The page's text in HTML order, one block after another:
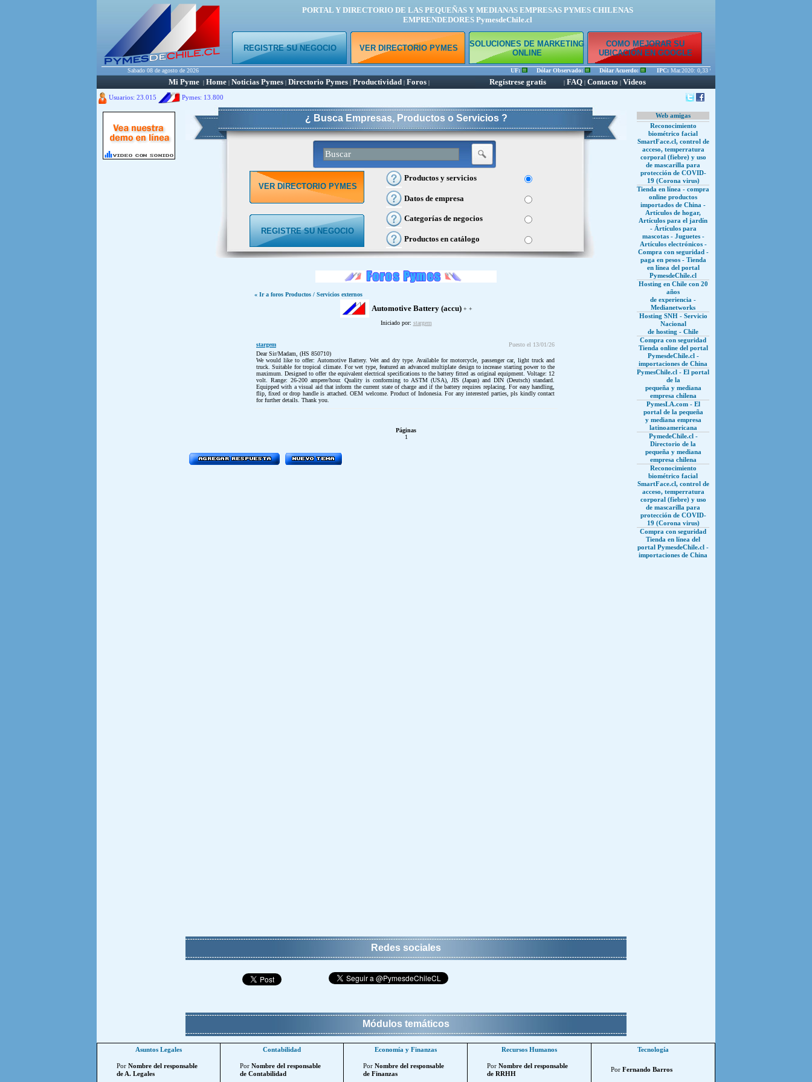
PORTAL Y DIRECTORIO DE LAS PEQUEÑAS Y MEDIANAS EMPRESAS PYMES CHILENAS
EMPRENDEDORES PymesdeChile.cl
REGISTRE SU NEGOCIO VER DIRECTORIO PYMES
SOLUCIONES DE MARKETING
ONLINE
COMO MEJORAR SU
UBICACIÓN EN GOOGLE
Sabado 08 de agosto de 2026 UF: Dólar Observado: Dólar Acuerdo: IPC:Mar.2020: 0,33 % Feb.2020: 0,45 % Ene.2020: 0,56
Mi Pyme | Home | Noticias Pymes | Directorio Pymes | Productividad | Foros | Regístrese gratis | FAQ | Contacto | Videos
Usuarios: 23.015 Pymes: 13.800
¿ Busca Empresas, Productos o Servicios ?
VER DIRECTORIO PYMES
REGISTRE SU NEGOCIO
Productos y servicios
Datos de empresa
Categorías de negocios
Productos en catálogo
« Ir a foros Productos / Servicios externos
Automotive Battery (accu)+ +
Iniciado por: stargem
stargem
Puesto el 13/01/26
Dear Sir/Madam, (HS 850710)
We would like to offer: Automotive Battery. Wet and dry type. Available for motorcycle, passenger car, light truck and
truck. Suitable for tropical climate. For wet type, featured an advanced multiplate design to increase starting power to the
maximum. Designed to offer the equivalent electrical specifications to the battery fitted as original equipment. Voltage: 12
volt. Range: 26-200 ampere/hour. Quality is conforming to ASTM (USA), JIS (Japan) and DIN (Deutsch) standard.
Equipped with a visual aid that inform the current state of charge and if the battery requires replacing. For easy handling,
flip, fixed or drop handle is attached. OEM welcome. Product of Indonesia. For any interested parties, pls kindly contact
for further details. Thank you.
Páginas
1
Web amigas
Reconocimiento
biométrico facial
SmartFace.cl, control de
acceso, temperratura
corporal (fiebre) y uso
de mascarilla para
protección de COVID-
19 (Corona virus)
Tienda en línea - compra
online productos
importados de China -
Artículos de hogar,
Artículos para el jardín
- Ártículos para
mascotas - Juguetes -
Artículos electrónicos -
Compra con seguridad -
paga en pesos - Tienda
en línea del portal
PymesdeChile.cl
Hosting en Chile con 20
años
de experiencia -
Medianetworks
Hosting SNH - Servicio
Nacional
de hosting - Chile
Compra con seguridad
Tienda online del portal
PymesdeChile.cl -
importaciones de China
PymesChile.cl - El portal
de la
pequeña y mediana
empresa chilena
PymesLA.com - El
portal de la pequeña
y mediana empresa
latinoamericana
PymedeChile.cl -
Directorio de la
pequeña y mediana
empresa chilena
Reconocimiento
biométrico facial
SmartFace.cl, control de
acceso, temperratura
corporal (fiebre) y uso
de mascarilla para
protección de COVID-
19 (Corona virus)
Compra con seguridad
Tienda en línea del
portal PymesdeChile.cl -
importaciones de China
Redes sociales
Módulos temáticos
Asuntos Legales
Por Nombre del responsable
de A. Legales
Contabilidad
Por Nombre del responsable
de Contabilidad
Economía y Finanzas
Por Nombre del responsable
de Finanzas
Recursos Humanos
Por Nombre del responsable
de RRHH
Tecnología
Por Fernando Barros